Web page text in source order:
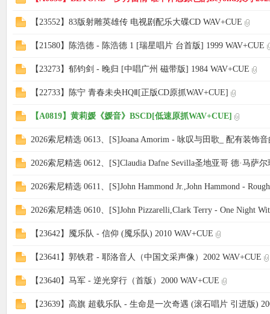
【23552】83版射雕英雄传 电视剧配乐大碟CD WAV+CUE
【21580】陈浩德 - 陈浩德 1 [瑞星唱片 台首版] 1999 WAV+CUE
【23273】郁钧剑 - 晚归 [中唱广州 磁带版] 1984 WAV+CUE
【22733】陈宁 青春未央HQⅡ[正版CD原抓WAV+CUE]
【A0819】黄莉媛《媛音》BSCD[低速原抓WAV+CUE]
2026索尼精选 0613、[S]Joana Amorim - 咏叹与田歌_ 配有装饰
2026索尼精选 0612、[S]Claudia Dafne Sevilla圣地亚哥 德·马萨
2026索尼精选 0611、[S]John Hammond Jr.,John Hammond -
2026索尼精选 0610、[S]John Pizzarelli,Clark Terry - One Night
【23642】魇乐队 - 信仰 (魇乐队) 2010 WAV+CUE
【23641】郭铁君 - 耶洛音人（中国文采声像）2002 WAV+CUE
【23640】马军 - 逆光穿行（首版）2000 WAV+CUE
【23639】高旗 超载乐队 - 生命是一次奇遇 (滚石唱片 引进版)